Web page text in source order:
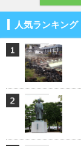
人気ランキング